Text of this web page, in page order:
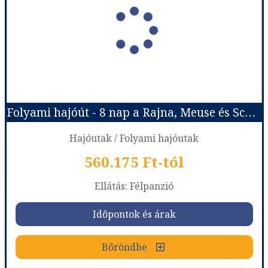
Hajóutak
Folyami hajóutak
Utazás módja:Hajó
Teljes ellátás
Szálláskategória:Program szerint
Kétágyas ablakos kabinban (főfedélzet-középen), 2 felnőtt
Időpont: 2026-08-11 | 4 éj
már 230.615 Ft-tól
Időpontok és árak
Bőröndbe
Folyami hajóút - 8 nap a Rajna, Meuse és Scheldt mentén - nickoSPIRIT (Hajó)
Hajóutak / Folyami hajóutak
560.175 Ft-tól
Ellátás: Félpanzió
Időpontok és árak
Bőröndbe